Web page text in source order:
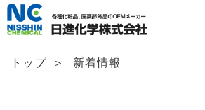
トップ ＞ 新着情報